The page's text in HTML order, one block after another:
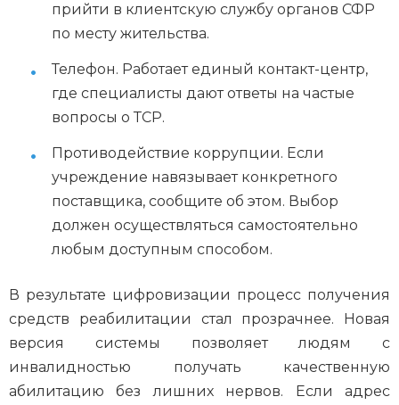
прийти в клиентскую службу органов СФР
по месту жительства.
Телефон. Работает единый контакт-центр,
где специалисты дают ответы на частые
вопросы о ТСР.
Противодействие коррупции. Если
учреждение навязывает конкретного
поставщика, сообщите об этом. Выбор
должен осуществляться самостоятельно
любым доступным способом.
В результате цифровизации процесс получения
средств реабилитации стал прозрачнее. Новая
версия системы позволяет людям с
инвалидностью получать качественную
абилитацию без лишних нервов. Если адрес